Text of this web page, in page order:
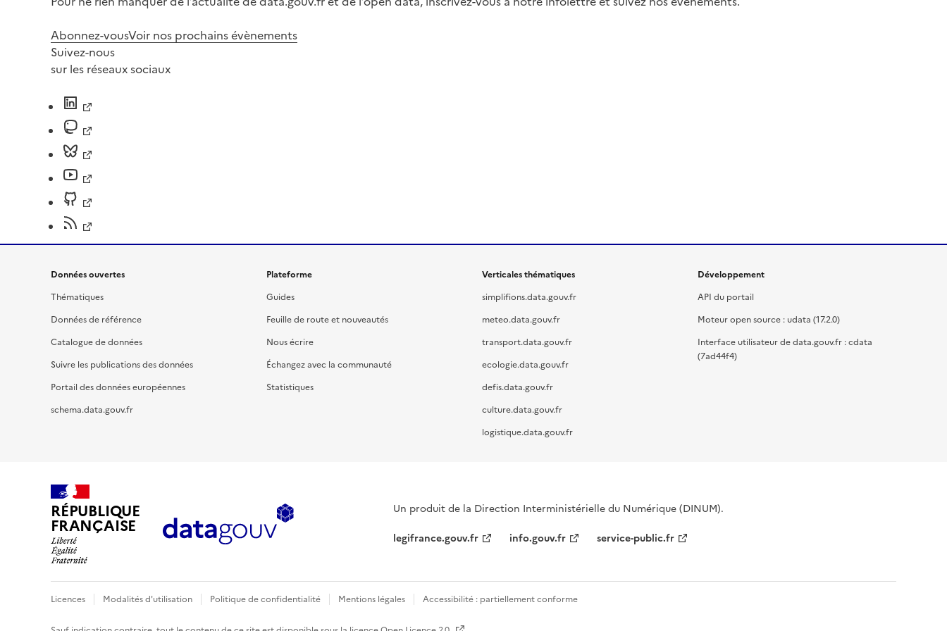
Abonnez-vousVoir nos prochains évènements
Suivez-nous
sur les réseaux sociaux
Données ouvertes
Thématiques
Données de référence
Catalogue de données
Suivre les publications des données
Portail des données européennes
schema.data.gouv.fr
Plateforme
Guides
Feuille de route et nouveautés
Nous écrire
Échangez avec la communauté
Statistiques
Verticales thématiques
simplifions.data.gouv.fr
meteo.data.gouv.fr
transport.data.gouv.fr
ecologie.data.gouv.fr
defis.data.gouv.fr
culture.data.gouv.fr
logistique.data.gouv.fr
Développement
API du portail
Moteur open source : udata (17.2.0)
Interface utilisateur de data.gouv.fr : cdata
(7ad44f4)
RÉPUBLIQUE
FRANÇAISE
Un produit de la Direction Interministérielle du Numérique (DINUM).
legifrance.gouv.fr
info.gouv.fr service-public.fr
Licences Modalités d'utilisation Politique de confidentialité Mentions légales Accessibilité : partiellement conforme